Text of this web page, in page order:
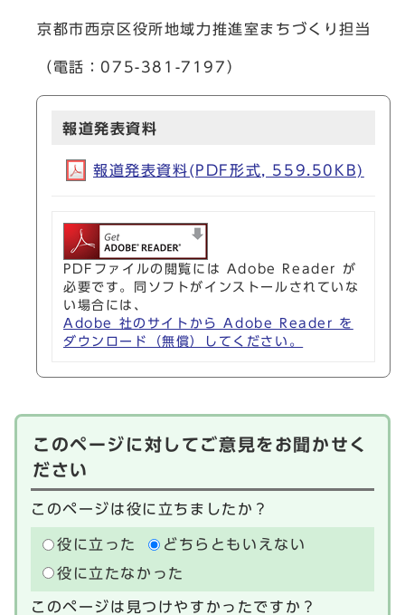
京都市西京区役所地域力推進室まちづくり担当
（電話：075-381-7197）
報道発表資料
報道発表資料(PDF形式, 559.50KB)
PDFファイルの閲覧には Adobe Reader が
必要です。同ソフトがインストールされていな
い場合には、
Adobe 社のサイトから Adobe Reader を
ダウンロード（無償）してください。
このページに対してご意見をお聞かせく
ださい
このページは役に立ちましたか？
役に立った
どちらともいえない
役に立たなかった
このページは見つけやすかったですか？